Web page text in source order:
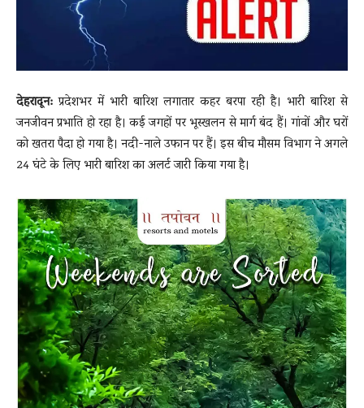
देहरादून: प्रदेशभर में भारी बारिश लगातार कहर बरपा रही है। भारी बारिश से
जनजीवन प्रभाति हो रहा है। कई जगहों पर भूस्खलन से मार्ग बंद हैं। गांवों और घरों
को खतरा पैदा हो गया है। नदी-नाले उफान पर हैं। इस बीच मौसम विभाग ने अगले
24 घंटे के लिए भारी बारिश का अलर्ट जारी किया गया है।